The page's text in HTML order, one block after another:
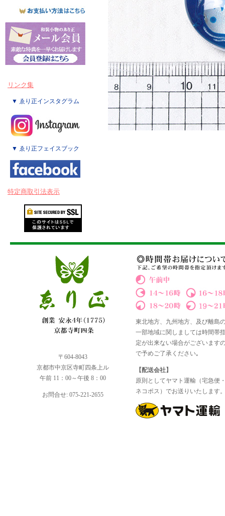
リンク集
▼ ゑり正インスタグラム
▼ ゑり正フェイスブック
特定商取引法表示
〒604-8043
京都市中京区寺町四条上ル
午前 11：00～午後 8：00
お問合せ: 075-221-2655
東北地方、九州地方、及び離島
一部地域に関しましては時間帯
定が出来ない場合がございます
で予めご了承ください｡
【配送会社】
原則としてヤマト運輸（宅急便
ネコポス）でお送りいたします